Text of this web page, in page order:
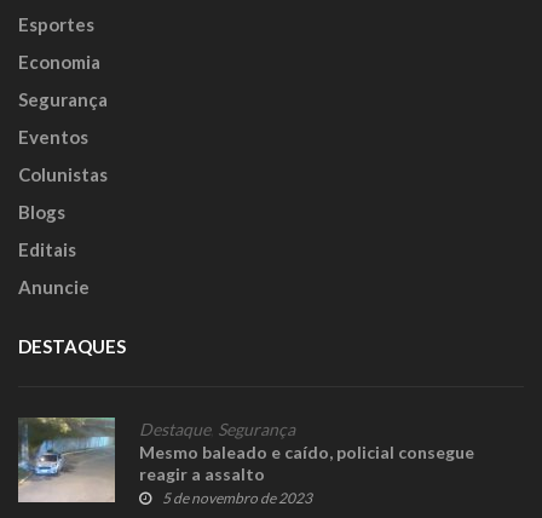
Esportes
Economia
Segurança
Eventos
Colunistas
Blogs
Editais
Anuncie
DESTAQUES
Destaque, Segurança
Mesmo baleado e caído, policial consegue
reagir a assalto
5 de novembro de 2023